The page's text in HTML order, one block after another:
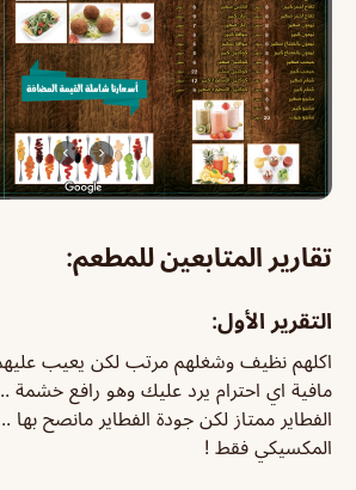
تقارير المتابعين للمطعم:
التقرير الأول:
اكلهم نظيف وشغلهم مرتب لكن يعيب عليهم
مافية اي احترام يرد عليك وهو رافع خشمة
الفطاير ممتاز لكن جودة الفطاير مانصح بها
المكسيكي فقط !